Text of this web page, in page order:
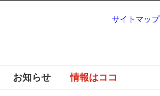
お知らせ 情報はココ
サイトマップ